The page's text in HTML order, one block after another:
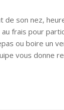
de son nez,
frais pour
ou boire un
vous donne